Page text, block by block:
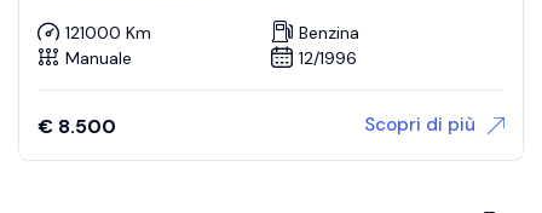
121000 Km
Benzina
Manuale
12/1996
€ 8.500 Scopri di più